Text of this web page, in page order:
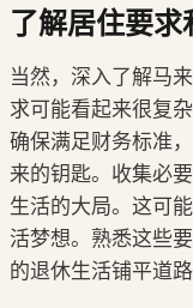
了解居住要
当然，深入了解马
求可能看起来很复
确保满足财务标准
来的钥匙。收集必
生活的大局。这可
活梦想。熟悉这些
的退休生活铺平道路